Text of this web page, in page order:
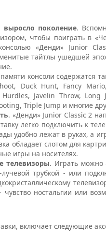
выросло поколение.
чтобы поиграть в
«Денди» Junior
тайтлы ушедшей
консоли содержатся
Duck Hunt, Fancy
Javelin Throw, Long
Triple Jump и многие
. «Денди» Junior Classic 2
легко подключить к
удобно лежат в руках, а
обладает слотом для
игры на носителях.
телевизоры. Играть можно
лучевой трубкой - или
ностальгии или
включает следующие